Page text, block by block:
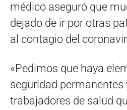
médico aseguró que
dejado de ir por otras
al contagio del
«Pedimos que haya
seguridad permanentes
trabajadores de salud